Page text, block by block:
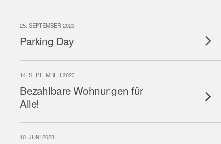
25. SEPTEMBER 2023
Parking Day
14. SEPTEMBER 2023
Bezahlbare Wohnungen für
Alle!
10. JUNI 2023